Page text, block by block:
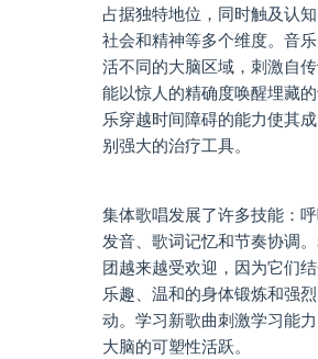
占据独特地位，同时触及认知
社会和精神等多个维度。音
活不同的大脑区域，刺激自
能以惊人的精确度唤醒埋藏
乐穿越时间障碍的能力使其
别强大的治疗工具。
集体歌唱发展了许多技能：呼
发音、歌词记忆和节奏协调
团越来越受欢迎，因为它们
乐趣、温和的身体锻炼和强
动。学习新歌曲刺激学习能
大脑的可塑性活跃。